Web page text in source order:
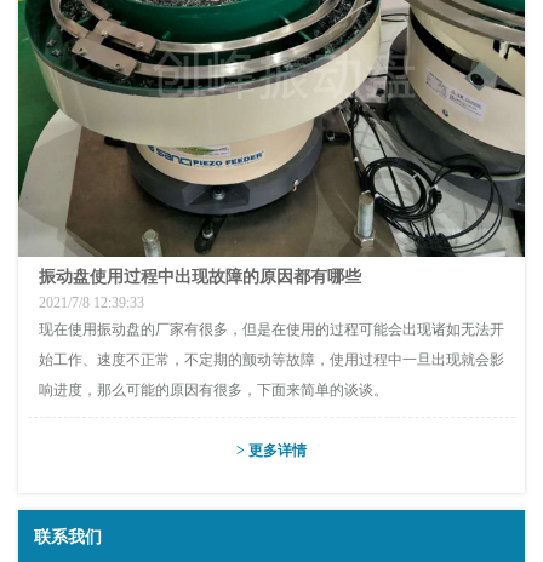
振动盘使用过程中出现故障的原因都有哪些
2021/7/8 12:39:33
现在使用振动盘的厂家有很多，但是在使用的过程可能会出现诸如无法开
始工作、速度不正常，不定期的颤动等故障，使用过程中一旦出现就会影
响进度，那么可能的原因有很多，下面来简单的谈谈。
> 更多详情
联系我们